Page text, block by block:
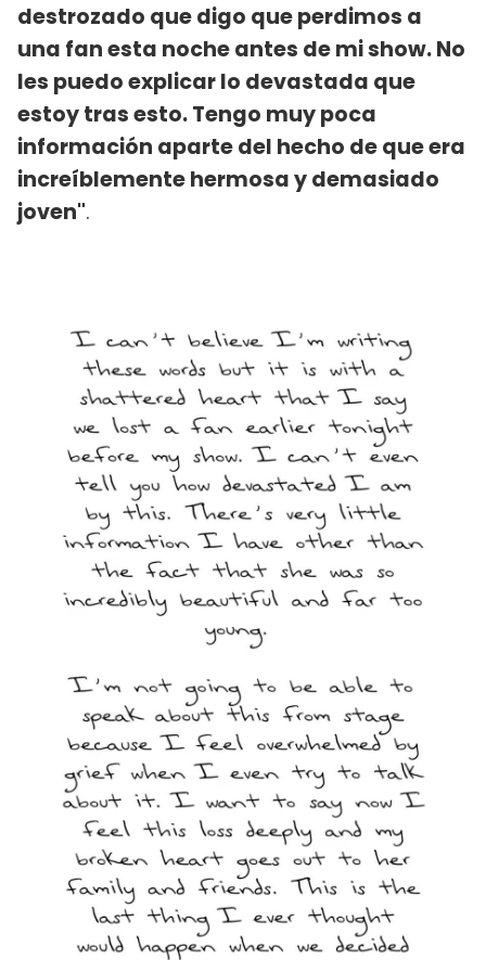
destrozado que digo que perdimos a
una fan esta noche antes de mi show. No
les puedo explicar lo devastada que
estoy tras esto. Tengo muy poca
información aparte del hecho de que era
increíblemente hermosa y demasiado
joven".